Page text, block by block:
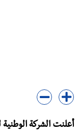
أعلنت الشركة